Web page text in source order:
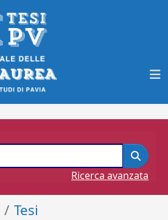
Ricerca avanzata
Tesi